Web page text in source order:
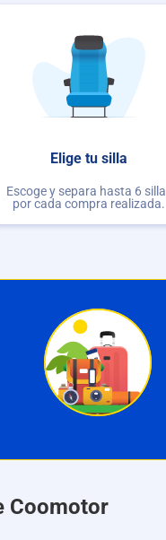
Elige tu silla
Escoge y separa hasta 6
por cada compra realizada.
Coomotor